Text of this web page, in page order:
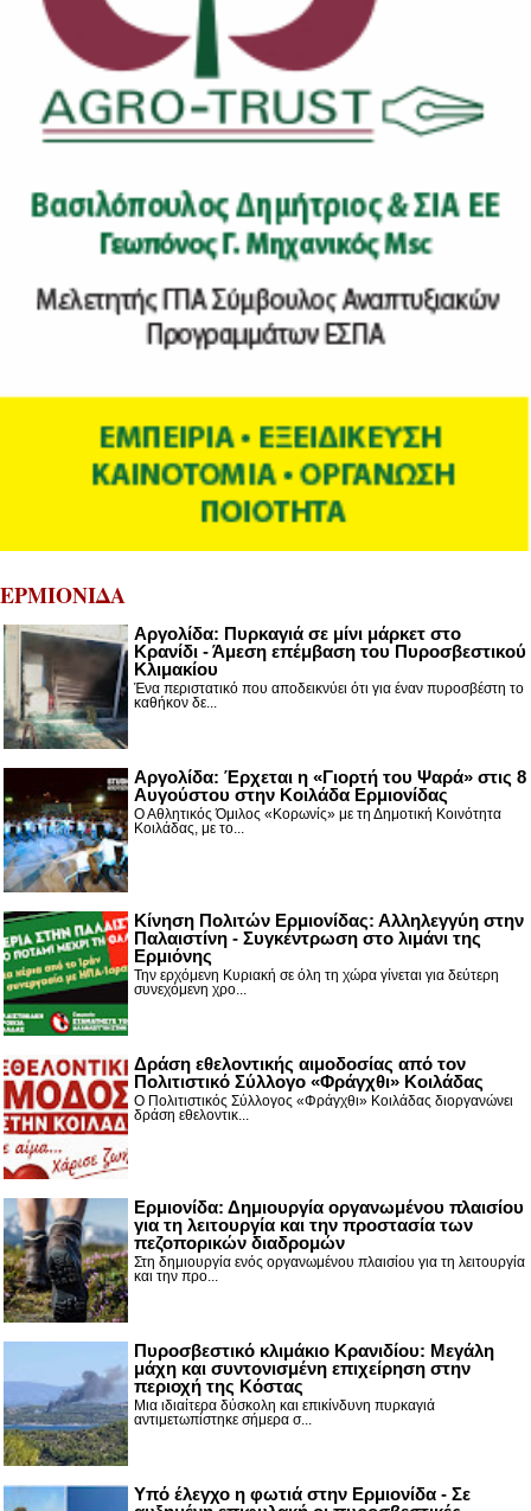
ΕΡΜΙΟΝΙΔΑ
Αργολίδα: Πυρκαγιά σε μίνι μάρκετ στο
Κρανίδι - Άμεση επέμβαση του Πυροσβεστικού
Κλιμακίου
Ένα περιστατικό που αποδεικνύει ότι για έναν πυροσβέστη το
καθήκον δε...
Αργολίδα: Έρχεται η «Γιορτή του Ψαρά» στις 8
Αυγούστου στην Κοιλάδα Ερμιονίδας
Ο Αθλητικός Όμιλος «Κορωνίς» με τη Δημοτική Κοινότητα
Κοιλάδας, με το...
Κίνηση Πολιτών Ερμιονίδας: Αλληλεγγύη στην
Παλαιστίνη - Συγκέντρωση στο λιμάνι της
Ερμιόνης
Την ερχόμενη Κυριακή σε όλη τη χώρα γίνεται για δεύτερη
συνεχόμενη χρο...
Δράση εθελοντικής αιμοδοσίας από τον
Πολιτιστικό Σύλλογο «Φράγχθι» Κοιλάδας
Ο Πολιτιστικός Σύλλογος «Φράγχθι» Κοιλάδας διοργανώνει
δράση εθελοντικ...
Ερμιονίδα: Δημιουργία οργανωμένου πλαισίου
για τη λειτουργία και την προστασία των
πεζοπορικών διαδρομών
Στη δημιουργία ενός οργανωμένου πλαισίου για τη λειτουργία
και την προ...
Πυροσβεστικό κλιμάκιο Κρανιδίου: Μεγάλη
μάχη και συντονισμένη επιχείρηση στην
περιοχή της Κόστας
Μια ιδιαίτερα δύσκολη και επικίνδυνη πυρκαγιά
αντιμετωπίστηκε σήμερα σ...
Υπό έλεγχο η φωτιά στην Ερμιονίδα - Σε